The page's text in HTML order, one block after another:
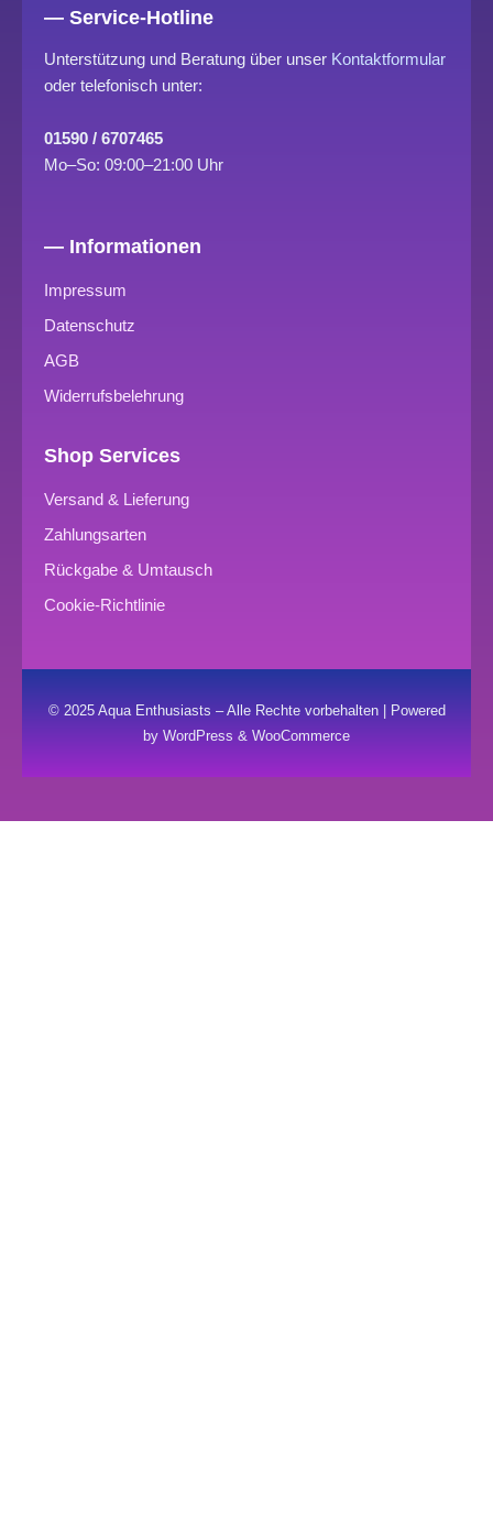
— Service-Hotline
Unterstützung und Beratung über unser Kontaktformular
oder telefonisch unter:
01590 / 6707465
Mo–So: 09:00–21:00 Uhr
— Informationen
Impressum
Datenschutz
AGB
Widerrufsbelehrung
Shop Services
Versand & Lieferung
Zahlungsarten
Rückgabe & Umtausch
Cookie-Richtlinie
© 2025 Aqua Enthusiasts – Alle Rechte vorbehalten | Powered
by WordPress & WooCommerce